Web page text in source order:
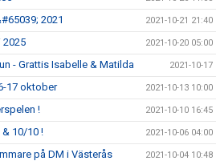
2021 2021-10-21 21:40
2025 2021-10-20 05:00
- Grattis Isabelle & Matilda 2021-10-17
17 oktober 2021-10-13 10:00
! 2021-10-10 16:45
10/10 ! 2021-10-06 04:00
på DM i Västerås 2021-10-04 10:48